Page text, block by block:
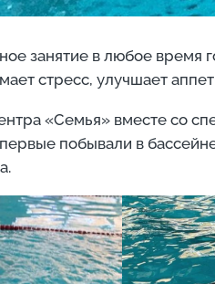
занятие в любое время
стресс, улучшает
«Семья» вместе со
побывали в